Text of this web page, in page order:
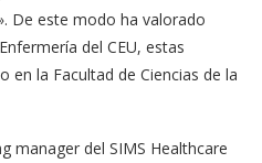
De este modo ha valorado
del CEU, estas
en la Facultad de Ciencias de la
manager del SIMS Healthcare